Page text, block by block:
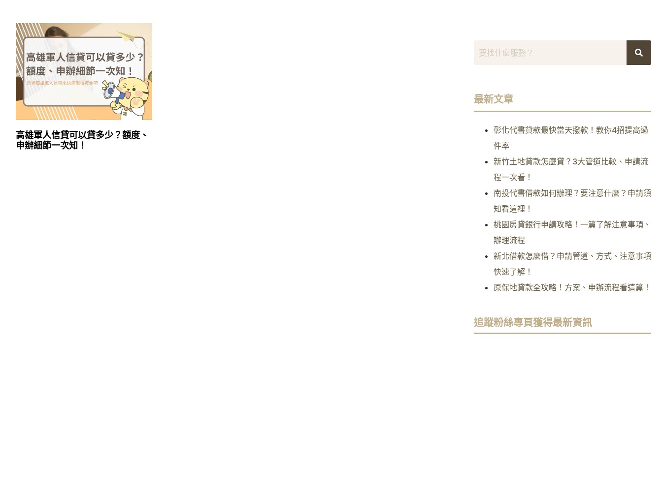
高雄軍人信貸可以貸多少？額度、
申辦細節一次知！
最新文章
彰化代書貸款最快當天撥款！教你4招提高過
件率
新竹土地貸款怎麼貸？3大管道比較、申請流
程一次看！
南投代書借款如何辦理？要注意什麼？申請須
知看這裡！
桃園房貸銀行申請攻略！一篇了解注意事項、
辦理流程
新北借款怎麼借？申請管道、方式、注意事項
快速了解！
原保地貸款全攻略！方案、申辦流程看這篇！
追蹤粉絲專頁獲得最新資訊